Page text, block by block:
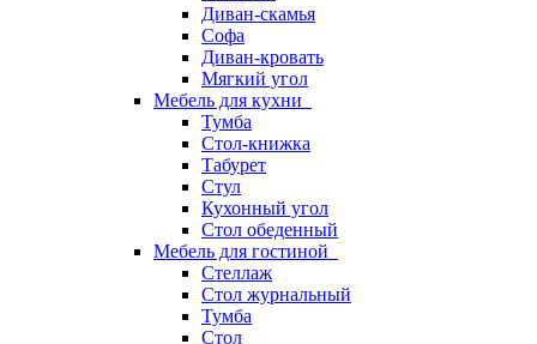
Диван-скамья
Софа
Диван-кровать
Мягкий угол
Мебель для кухни
Тумба
Стол-книжка
Табурет
Стул
Кухонный угол
Стол обеденный
Мебель для гостиной
Стеллаж
Стол журнальный
Тумба
Стол